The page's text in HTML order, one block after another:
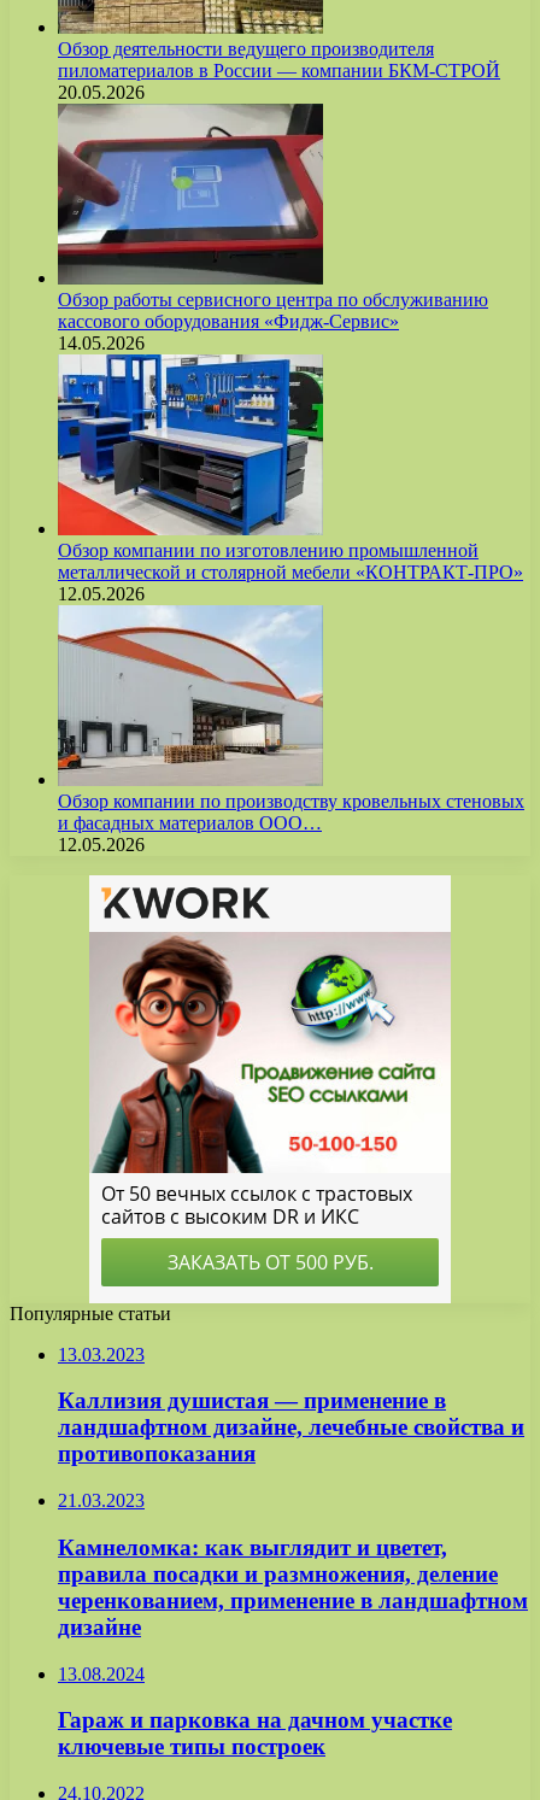
Обзор деятельности ведущего производителя
пиломатериалов в России — компании БКМ-СТРОЙ
20.05.2026
Обзор работы сервисного центра по обслуживанию
кассового оборудования «Фидж-Сервис»
14.05.2026
Обзор компании по изготовлению промышленной
металлической и столярной мебели «КОНТРАКТ-ПРО»
12.05.2026
Обзор компании по производству кровельных стеновых
и фасадных материалов ООО…
12.05.2026
Популярные статьи
13.03.2023
Каллизия душистая — применение в
ландшафтном дизайне, лечебные свойства и
противопоказания
21.03.2023
Камнеломка: как выглядит и цветет,
правила посадки и размножения, деление
черенкованием, применение в ландшафтном
дизайне
13.08.2024
Гараж и парковка на дачном участке
ключевые типы построек
24.10.2022